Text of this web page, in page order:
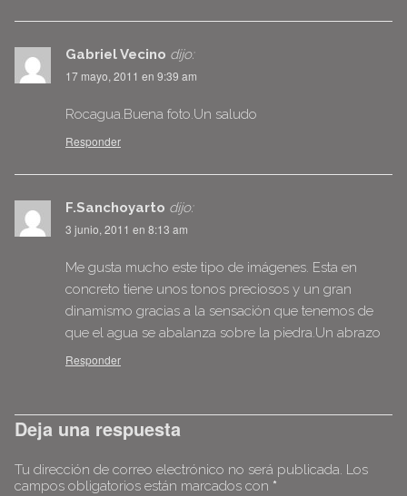
Gabriel Vecino dijo:
17 mayo, 2011 en 9:39 am
Rocagua.Buena foto.Un saludo
Responder
F.Sanchoyarto dijo:
3 junio, 2011 en 8:13 am
Me gusta mucho este tipo de imágenes. Esta en
concreto tiene unos tonos preciosos y un gran
dinamismo gracias a la sensación que tenemos de
que el agua se abalanza sobre la piedra.Un abrazo
Responder
Deja una respuesta
Tu dirección de correo electrónico no será publicada. Los
campos obligatorios están marcados con *